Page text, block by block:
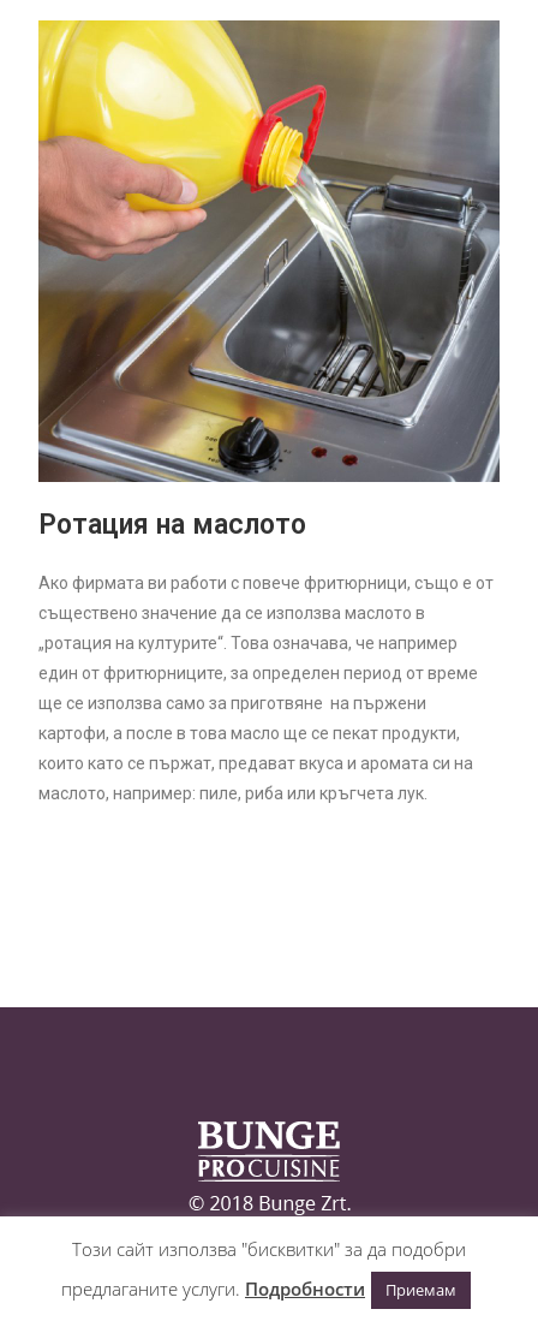
Ротация на маслото
Ако фирмата ви работи с повече фритюрници, също е от
съществено значение да се използва маслото в
„ротация на културите“. Това означава, че например
един от фритюрниците, за определен период от време
ще се използва само за приготвяне на пържени
картофи, а после в това масло ще се пекат продукти,
които като се пържат, предават вкуса и аромата си на
маслото, например: пиле, риба или кръгчета лук.
Този сайт използва "бисквитки" за да подобри
предлаганите услуги. Подробности Приемам